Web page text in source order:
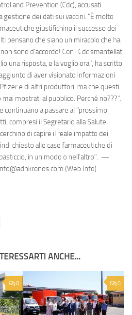
and Prevention (Cdc), accusati
dei dati sui vaccini. "È molto
giustifichino il successo dei
pensano che siano un miracolo che ha
sono d'accordo! Con i Cdc smantellati
una risposta, e la voglio ora", ha scritto
di aver visionato informazioni
e di altri produttori, ma che questi
mostrati al pubblico. Perché no???".
continuano a passare al "prossimo
compresi il Segretario alla Salute
di capire il reale impatto dei
chiesto alle case farmaceutiche di
in un modo o nell'altro". —
(Web Info)
ANCHE...
0 0